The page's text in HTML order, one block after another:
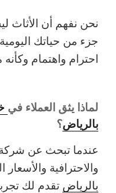
نحن نفهم أن الأثاث
جزء من حياتك
احترام واهتمام
لماذا يثق العملاء في
بالرياض؟
عندما تبحث عن شركة
والاحترافية والأسعار
بالرياض تقدم لك